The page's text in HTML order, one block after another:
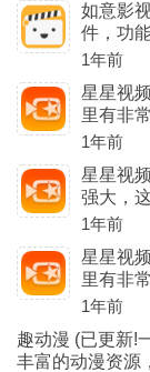
如意影
件，功
1年前
星星视
里有非
1年前
星星视
强大，
1年前
星星视
里有非
1年前
趣动漫 (已更新!
丰富的动漫资源